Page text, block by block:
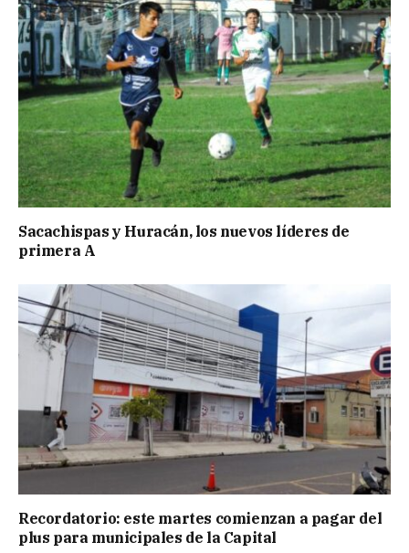
Sacachispas y Huracán, los nuevos líderes de
primera A
Recordatorio: este martes comienzan a pagar del
plus para municipales de la Capital